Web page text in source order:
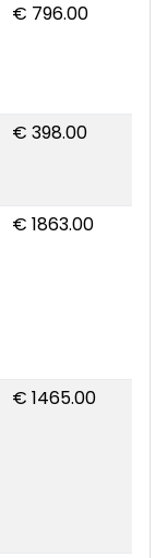
€ 796.00
€ 398.00
€ 1863.00
€ 1465.00